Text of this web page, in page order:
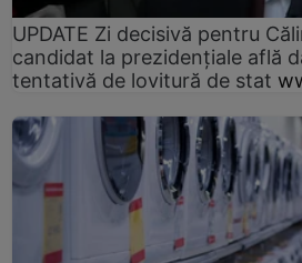
UPDATE Zi decisivă pentru
candidat la prezidențiale află
tentativă de lovitură de stat